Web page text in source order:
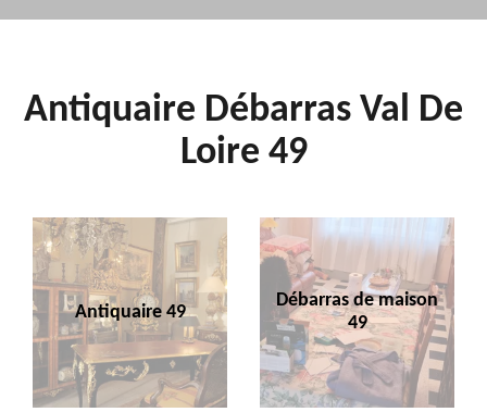
Antiquaire Débarras Val De
Loire 49
Antiquaire 49
Débarras de maison
49